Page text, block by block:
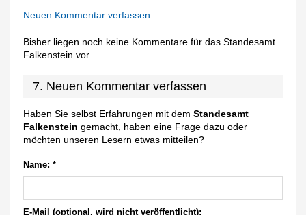
Neuen Kommentar verfassen
Bisher liegen noch keine Kommentare für das Standesamt
Falkenstein vor.
7. Neuen Kommentar verfassen
Haben Sie selbst Erfahrungen mit demStandesamt
Falkenstein gemacht, haben eine Frage dazu oder
möchten unseren Lesern etwas mitteilen?
Name: *
E-Mail (optional, wird nicht veröffentlicht):